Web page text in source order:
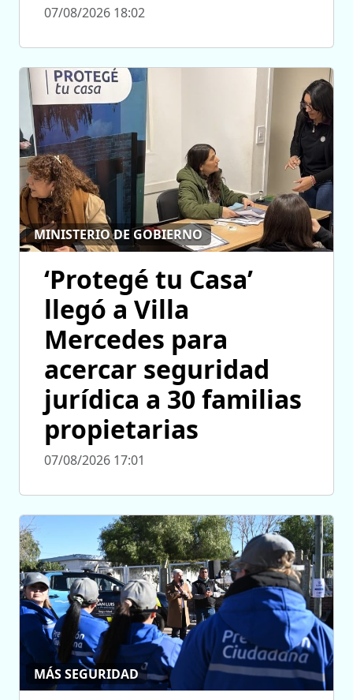
07/08/2026 18:02
MINISTERIO DE GOBIERNO
‘Protegé tu Casa’
llegó a Villa
Mercedes para
acercar seguridad
jurídica a 30 familias
propietarias
07/08/2026 17:01
MÁS SEGURIDAD